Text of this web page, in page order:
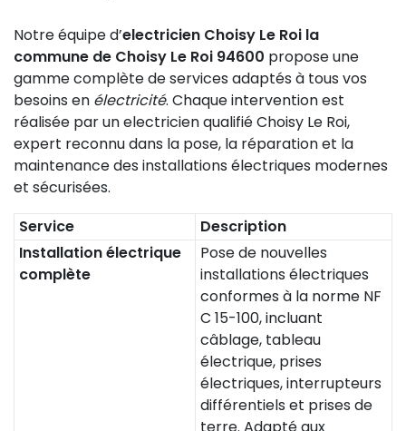
Notre équipe d’electricien Choisy Le Roi la
commune de Choisy Le Roi 94600 propose une
gamme complète de services adaptés à tous vos
besoins en électricité. Chaque intervention est
réalisée par un electricien qualifié Choisy Le Roi,
expert reconnu dans la pose, la réparation et la
maintenance des installations électriques modernes
et sécurisées.
Service
Description
Installation électrique
complète
Pose de nouvelles
installations électriques
conformes à la norme NF
C 15-100, incluant
câblage, tableau
électrique, prises
électriques, interrupteurs
différentiels et prises de